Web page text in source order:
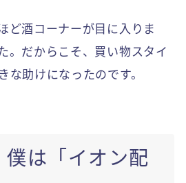
ど酒コーナーが目に入りま
。だからこそ、買い物スタイ
助けになったのです。
は「イオン配